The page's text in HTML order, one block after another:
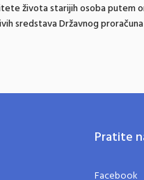
života starijih osoba putem
sredstava Državnog
Pratite
Facebook